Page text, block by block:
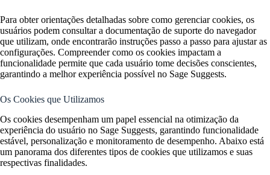
Para obter orientações detalhadas sobre como gerenciar cookies, os
usuários podem consultar a documentação de suporte do navegador
que utilizam, onde encontrarão instruções passo a passo para ajustar as
configurações. Compreender como os cookies impactam a
funcionalidade permite que cada usuário tome decisões conscientes,
garantindo a melhor experiência possível no Sage Suggests.
Os Cookies que Utilizamos
Os cookies desempenham um papel essencial na otimização da
experiência do usuário no Sage Suggests, garantindo funcionalidade
estável, personalização e monitoramento de desempenho. Abaixo está
um panorama dos diferentes tipos de cookies que utilizamos e suas
respectivas finalidades.